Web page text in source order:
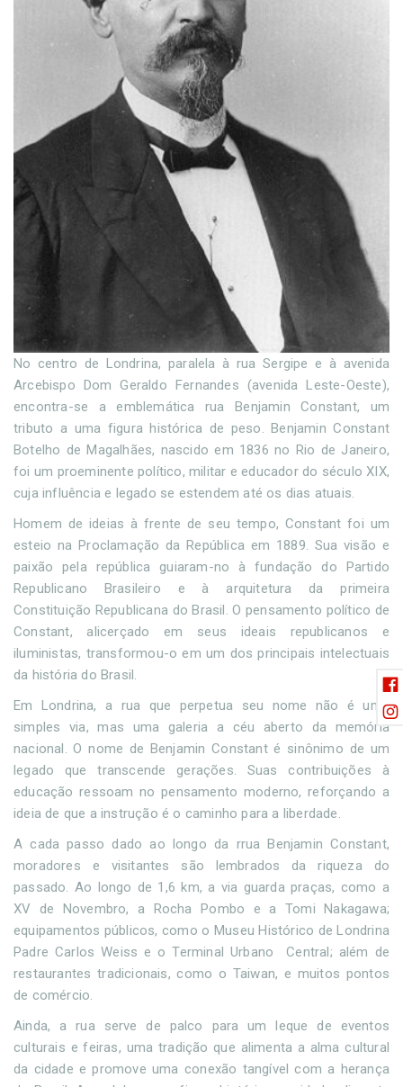
No centro de Londrina, paralela à rua Sergipe e à avenida
Arcebispo Dom Geraldo Fernandes (avenida Leste-Oeste),
encontra-se a emblemática rua Benjamin Constant, um
tributo a uma figura histórica de peso. Benjamin Constant
Botelho de Magalhães, nascido em 1836 no Rio de Janeiro,
foi um proeminente político, militar e educador do século XIX,
cuja influência e legado se estendem até os dias atuais.
Homem de ideias à frente de seu tempo, Constant foi um
esteio na Proclamação da República em 1889. Sua visão e
paixão pela república guiaram-no à fundação do Partido
Republicano Brasileiro e à arquitetura da primeira
Constituição Republicana do Brasil. O pensamento político de
Constant, alicerçado em seus ideais republicanos e
iluministas, transformou-o em um dos principais intelectuais
da história do Brasil.
Em Londrina, a rua que perpetua seu nome não é uma
simples via, mas uma galeria a céu aberto da memória
nacional. O nome de Benjamin Constant é sinônimo de um
legado que transcende gerações. Suas contribuições à
educação ressoam no pensamento moderno, reforçando a
ideia de que a instrução é o caminho para a liberdade.
A cada passo dado ao longo da rrua Benjamin Constant,
moradores e visitantes são lembrados da riqueza do
passado. Ao longo de 1,6 km, a via guarda praças, como a
XV de Novembro, a Rocha Pombo e a Tomi Nakagawa;
equipamentos públicos, como o Museu Histórico de Londrina
Padre Carlos Weiss e o Terminal Urbano Central; além de
restaurantes tradicionais, como o Taiwan, e muitos pontos
de comércio.
Ainda, a rua serve de palco para um leque de eventos
culturais e feiras, uma tradição que alimenta a alma cultural
da cidade e promove uma conexão tangível com a herança